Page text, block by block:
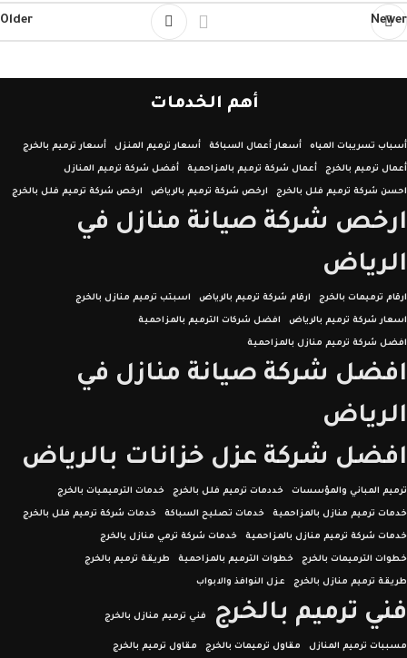
Newer
Older
أهم الخدمات
أسباب تسريبات المياه أسعار أعمال السباكة أسعار ترميم المنزل أسعار ترميم بالخرج
أعمال ترميم بالخرج أعمال شركة ترميم بالمزاحمية أفضل شركة ترميم المنازل
احسن شركة ترميم فلل بالخرج ارخص شركة ترميم بالرياض ارخص شركة ترميم فلل بالخرج
ارخص شركة صيانة منازل في
الرياض
ارقام ترميمات بالخرج ارقام شركة ترميم بالرياض اسبتب ترميم منازل بالخرج
اسعار شركة ترميم بالرياض افضل شركات الترميم بالمزاحمية
افضل شركة ترميم منازل بالمزاحمية
افضل شركة صيانة منازل في
الرياض
افضل شركة عزل خزانات بالرياض
ترميم المباني والمؤسسات خددمات ترميم فلل بالخرج خدمات الترميميات بالخرج
خدمات ترميم منازل بالمزاحمية خدمات تصليح السباكة خدمات شركة ترميم فلل بالخرج
خدمات شركة ترميم منازل بالمزاحمية خدمات شركة ترمي منازل بالخرج
خطوات الترميمات بالخرج خطوات الترميم بالمزاحمية طريقة ترميم بالخرج
طريقة ترميم منازل بالخرج عزل النوافذ والابواب
فني ترميم بالخرج فني ترميم منازل بالخرج
مسببات ترميم المنازل مقاول ترميمات بالخرج مقاول ترميم بالخرج